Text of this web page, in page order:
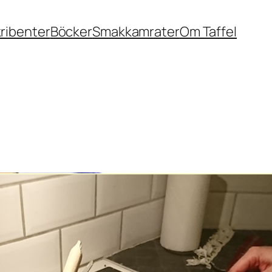
BöckerSmakkamraterOm Taffel